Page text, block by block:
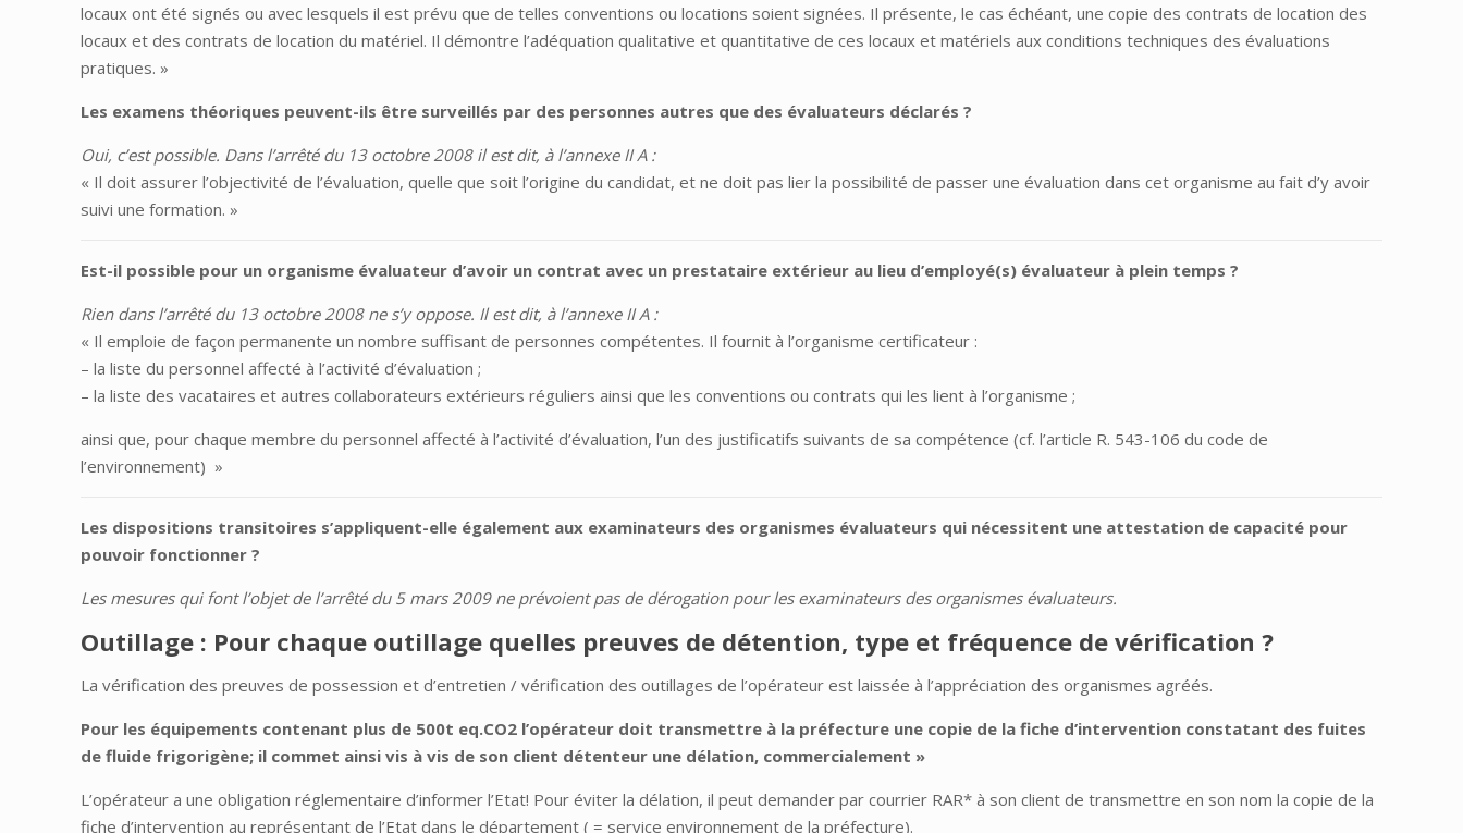
locaux ont été signés ou avec lesquels il est prévu que de telles conventions ou locations soient signées. Il présente, le cas échéant, une copie des contrats de location des
locaux et des contrats de location du matériel. Il démontre l’adéquation qualitative et quantitative de ces locaux et matériels aux conditions techniques des évaluations
pratiques. »
Les examens théoriques peuvent-ils être surveillés par des personnes autres que des évaluateurs déclarés ?
Oui, c’est possible. Dans l’arrêté du 13 octobre 2008 il est dit, à l’annexe II A :
« Il doit assurer l’objectivité de l’évaluation, quelle que soit l’origine du candidat, et ne doit pas lier la possibilité de passer une évaluation dans cet organisme au fait d’y avoir
suivi une formation. »
Est-il possible pour un organisme évaluateur d’avoir un contrat avec un prestataire extérieur au lieu d’employé(s) évaluateur à plein temps ?
Rien dans l’arrêté du 13 octobre 2008 ne s’y oppose. Il est dit, à l’annexe II A :
« Il emploie de façon permanente un nombre suffisant de personnes compétentes. Il fournit à l’organisme certificateur :
– la liste du personnel affecté à l’activité d’évaluation ;
– la liste des vacataires et autres collaborateurs extérieurs réguliers ainsi que les conventions ou contrats qui les lient à l’organisme ;
ainsi que, pour chaque membre du personnel affecté à l’activité d’évaluation, l’un des justificatifs suivants de sa compétence (cf. l’article R. 543-106 du code de
l’environnement) »
Les dispositions transitoires s’appliquent-elle également aux examinateurs des organismes évaluateurs qui nécessitent une attestation de capacité pour
pouvoir fonctionner ?
Les mesures qui font l’objet de l’arrêté du 5 mars 2009 ne prévoient pas de dérogation pour les examinateurs des organismes évaluateurs.
Outillage : Pour chaque outillage quelles preuves de détention, type et fréquence de vérification ?
La vérification des preuves de possession et d’entretien / vérification des outillages de l’opérateur est laissée à l’appréciation des organismes agréés.
Pour les équipements contenant plus de 500t eq.CO2 l’opérateur doit transmettre à la préfecture une copie de la fiche d’intervention constatant des fuites
de fluide frigorigène; il commet ainsi vis à vis de son client détenteur une délation, commercialement »
L’opérateur a une obligation réglementaire d’informer l’Etat! Pour éviter la délation, il peut demander par courrier RAR* à son client de transmettre en son nom la copie de la
fiche d’intervention au représentant de l’Etat dans le département ( = service environnement de la préfecture).